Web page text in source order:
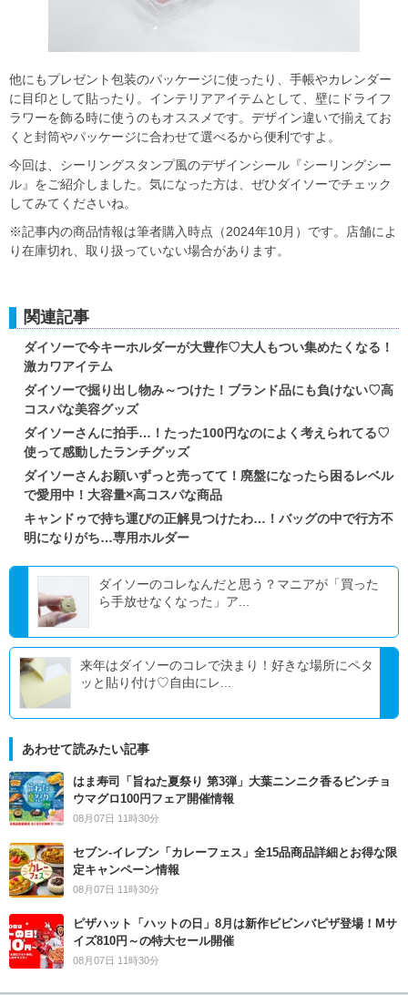
他にもプレゼント包装のパッケージに使ったり、手帳やカレンダー
に目印として貼ったり。インテリアアイテムとして、壁にドライフ
ラワーを飾る時に使うのもオススメです。デザイン違いで揃えてお
くと封筒やパッケージに合わせて選べるから便利ですよ。
今回は、シーリングスタンプ風のデザインシール『シーリングシー
ル』をご紹介しました。気になった方は、ぜひダイソーでチェック
してみてくださいね。
※記事内の商品情報は筆者購入時点（2024年10月）です。店舗によ
り在庫切れ、取り扱っていない場合があります。
関連記事
ダイソーで今キーホルダーが大豊作♡大人もつい集めたくなる！
激カワアイテム
ダイソーで掘り出し物み～つけた！ブランド品にも負けない♡高
コスパな美容グッズ
ダイソーさんに拍手…！たった100円なのによく考えられてる♡
使って感動したランチグッズ
ダイソーさんお願いずっと売ってて！廃盤になったら困るレベル
で愛用中！大容量×高コスパな商品
キャンドゥで持ち運びの正解見つけたわ…！バッグの中で行方不
明になりがち…専用ホルダー
ダイソーのコレなんだと思う？マニアが「買った
ら手放せなくなった」ア...
来年はダイソーのコレで決まり！好きな場所にペタ
ッと貼り付け♡自由にレ...
あわせて読みたい記事
はま寿司「旨ねた夏祭り 第3弾」大葉ニンニク香るビンチョ
ウマグロ100円フェア開催情報
08月07日 11時30分
セブン‐イレブン「カレーフェス」全15品商品詳細とお得な限
定キャンペーン情報
08月07日 11時30分
ピザハット「ハットの日」8月は新作ビビンバピザ登場！Mサ
イズ810円～の特大セール開催
08月07日 11時30分